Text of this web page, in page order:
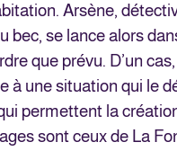
Arsène,
bec, se lance alors
que prévu. D’un
à une situation qui le
permettent la
sont ceux de La